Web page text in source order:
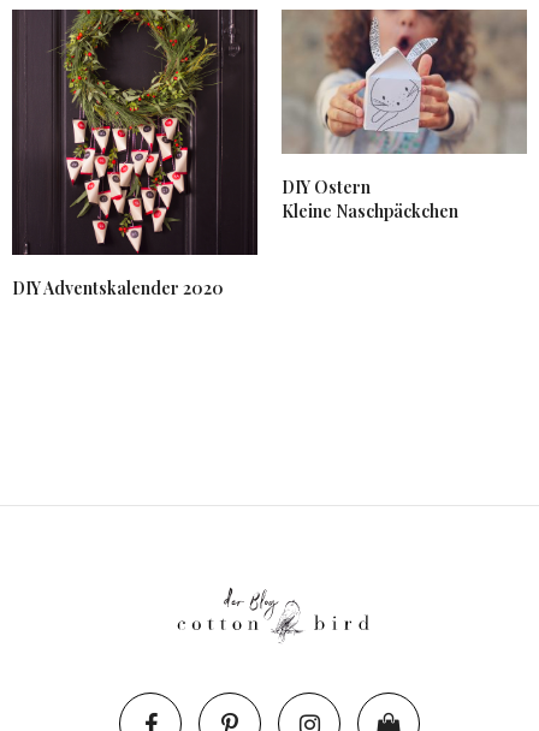
DIY Adventskalender 2020
DIY Ostern
Kleine Naschpäckchen